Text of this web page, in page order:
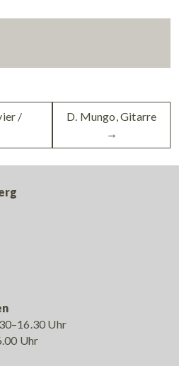
/
D. Mungo, Gitarre
→
Uhr
Uhr